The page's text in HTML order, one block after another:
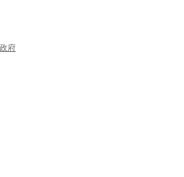
府